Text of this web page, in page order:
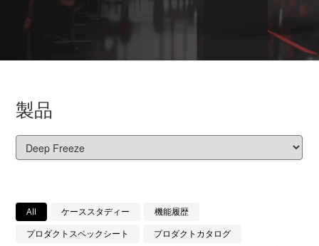
製品
All ケーススタディー
機能履歴
プロダクトスペックシート
プロダクトカタログ